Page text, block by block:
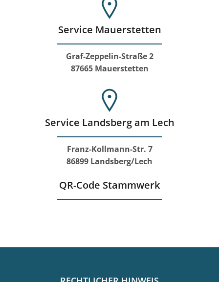
Service Mauerstetten
Graf-Zeppelin-Straße 2
87665 Mauerstetten
Service Landsberg am Lech
Franz-Kollmann-Str. 7
86899 Landsberg/Lech
QR-Code Stammwerk